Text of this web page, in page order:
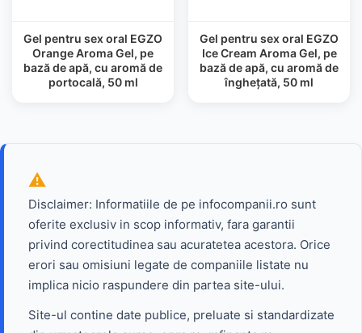
Gel pentru sex oral EGZO
Orange Aroma Gel, pe
bază de apă, cu aromă de
portocală, 50 ml
Gel pentru sex oral EGZO
Ice Cream Aroma Gel, pe
bază de apă, cu aromă de
înghețată, 50 ml
Disclaimer: Informatiile de pe infocompanii.ro sunt
oferite exclusiv in scop informativ, fara garantii
privind corectitudinea sau acuratetea acestora. Orice
erori sau omisiuni legate de companiile listate nu
implica nicio raspundere din partea site-ului.
Site-ul contine date publice, preluate si standardizate